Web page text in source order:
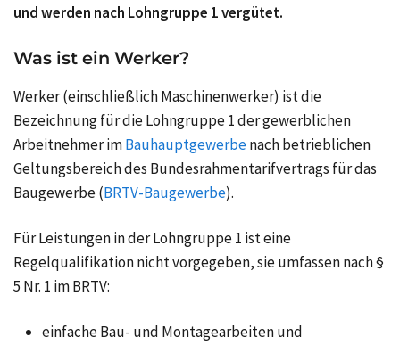
und werden nach Lohngruppe 1 vergütet.
Was ist ein Werker?
Werker (einschließlich Maschinenwerker) ist die
Bezeichnung für die Lohngruppe 1 der gewerblichen
Arbeitnehmer imBauhauptgewerbenach betrieblichen
Geltungsbereich des Bundesrahmentarifvertrags für das
Baugewerbe (BRTV-Baugewerbe).
Für Leistungen in der Lohngruppe 1 ist eine
Regelqualifikation nicht vorgegeben, sie umfassen nach §
5 Nr. 1 im BRTV:
einfache Bau- und Montagearbeiten und